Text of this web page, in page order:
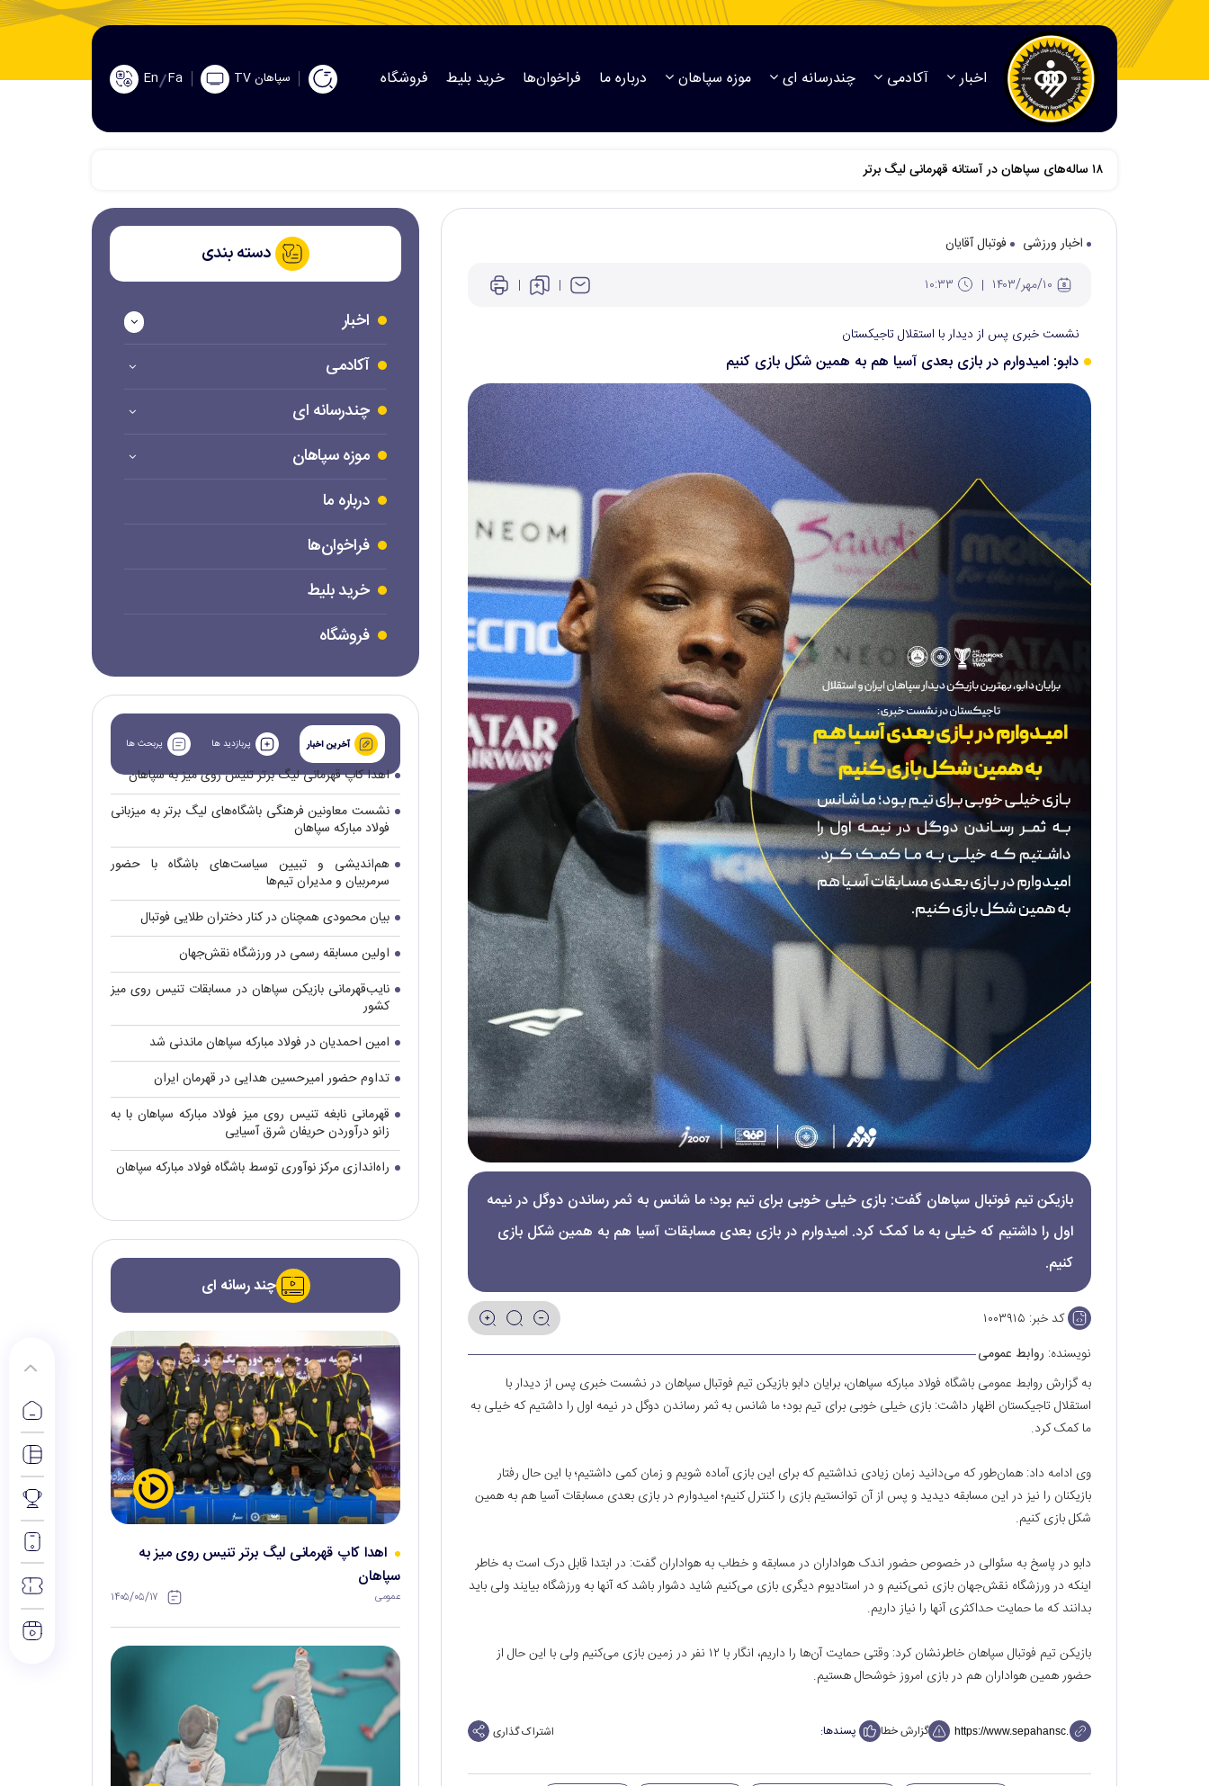
اخبار آکادمی چندرسانه ای موزه سپاهان درباره ما فراخوان‌ها خرید بلیط فروشگاه سپاهان TV Fa
En
اخبار ورزشی
فوتبال آقایان
نشست خبری پس از دیدار با استقلال تاجیکستان
دابو: امیدوارم در بازی بعدی آسیا هم به همین شکل بازی کنیم
بازیکن تیم فوتبال سپاهان گفت: بازی خیلی خوبی برای تیم بود؛ ما شانس به ثمر رساندن دو‌گل در نیمه
اول را داشتیم که خیلی به ما کمک کرد. امیدوارم در بازی بعدی مسابقات آسیا هم به همین شکل بازی
کنیم.
کد خبر: ۱۰۰۳۹۱۵
نویسنده: روابط عمومی
به گزارش روابط عمومی باشگاه فولاد مبارکه سپاهان، برایان دابو بازیکن تیم فوتبال سپاهان در نشست خبری پس از دیدار با
استقلال تاجیکستان اظهار داشت: بازی خیلی خوبی برای تیم بود؛ ما شانس به ثمر رساندن دو‌گل در نیمه اول را داشتیم که خیلی به
ما کمک کرد.
وی ادامه داد: همان‌طور که می‌دانید زمان زیادی نداشتیم که برای این بازی آماده شویم و زمان کمی داشتیم؛ با این حال رفتار
بازیکنان را نیز در این مسابقه دیدید و پس از آن توانستیم بازی را کنترل کنیم؛ امیدوارم در بازی بعدی مسابقات آسیا هم به همین
شکل بازی کنیم.
دابو در پاسخ به سئوالی در خصوص حضور اندک هواداران در مسابقه و خطاب به هواداران گفت: در ابتدا قابل درک است به خاطر
اینکه در ورزشگاه نقش‌جهان بازی نمی‌کنیم و در استادیوم دیگری بازی می‌کنیم شاید دشوار باشد که آنها به ورزشگاه بیایند ولی باید
بدانند که ما حمایت حداکثری آنها را نیاز داریم.
بازیکن تیم فوتبال سپاهان خاطرنشان کرد: وقتی حمایت آن‌ها را داریم، انگار با ۱۲ نفر در زمین بازی می‌کنیم ولی با این حال از
حضور همین هواداران هم در بازی امروز خوشحال هستیم.
گزارش خطا پسندها: اشتراک گذاری
دسته بندی
اخبار
آکادمی
چندرسانه ای
موزه سپاهان
درباره ما
فراخوان‌ها
خرید بلیط
فروشگاه
آخرین اخبار پربازدید ها پربحث ها
اهدا کاپ قهرمانی لیگ برتر تنیس روی میز به سپاهان
نشست معاونین فرهنگی باشگاه‌های لیگ برتر به میزبانی
فولاد مبارکه سپاهان
هم‌اندیشی و تبیین سیاست‌های باشگاه با حضور
سرمربیان و مدیران تیم‌ها
بیان محمودی همچنان در کنار دختران طلایی فوتبال
اولین مسابقه رسمی در ورزشگاه نقش‌جهان
نایب‌قهرمانی بازیکن سپاهان در مسابقات تنیس روی میز
کشور
امین احمدیان در فولاد مبارکه سپاهان ماندنی شد
تداوم حضور امیرحسین هدایی در قهرمان ایران
قهرمانی نابغه تنیس روی میز فولاد مبارکه سپاهان با به
زانو درآوردن حریفان شرق آسیایی
راه‌اندازی مرکز نوآوری توسط باشگاه فولاد مبارکه سپاهان
چند رسانه ای
اهدا کاپ قهرمانی لیگ برتر تنیس روی میز به
سپاهان
عمومی ۱۴۰۵/۰۵/۱۷